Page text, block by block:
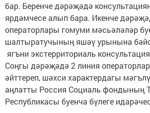
бар. Беренче дәрәҗәдә
ярдәмчесе алып бара. Икенче
операторлары гомуми мәсьәләләр
шалтыратучының яшәү урынына
ягъни экстерриториаль
Соңгы дәрәҗәдә 2 линия
әйттереп, шәхси характердагы
аңлатты Россия Социаль фондының
Республикасы буенча бүлеге